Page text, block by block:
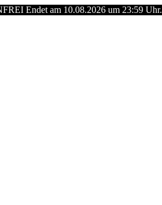
Endet am 10.08.2026 um 23:59 Uhr.